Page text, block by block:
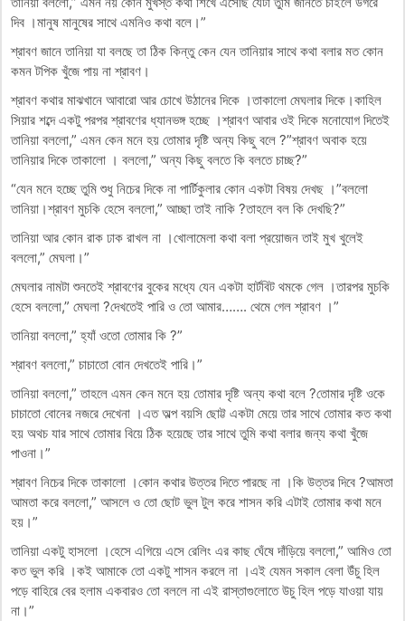
দিব ।মানুষ মানুষের সাথে এমনিও কথা বলে।”
শ্রাবণ জানে তানিয়া যা বলছে তা ঠিক কিন্তু কেন যেন তানিয়ার সাথে কথা বলার মত কোন
কমন টপিক খুঁজে পায় না শ্রাবণ।
শ্রাবণ কথার মাঝখানে আবারো আর চোখে উঠানের দিকে ।তাকালো মেঘলার দিকে।কাহিল
সিয়ার শব্দে একটু পরপর শ্রাবণের ধ্যানভঙ্গ হচ্ছে ।শ্রাবণ আবার ওই দিকে মনোযোগ দিতেই
তানিয়া বললো,” এমন কেন মনে হয় তোমার দৃষ্টি অন্য কিছু বলে ?”শ্রাবণ অবাক হয়ে
তানিয়ার দিকে তাকালো । বললো,” অন্য কিছু বলতে কি বলতে চাচ্ছ?”
“যেন মনে হচ্ছে তুমি শুধু নিচের দিকে না পার্টিকুলার কোন একটা বিষয় দেখছ ।”বললো
তানিয়া।শ্রাবণ মুচকি হেসে বললো,” আচ্ছা তাই নাকি ?তাহলে বল কি দেখছি?”
তানিয়া আর কোন রাক ঢাক রাখল না ।খোলামেলা কথা বলা প্রয়োজন তাই মুখ খুলেই
বললো,” মেঘলা।”
মেঘলার নামটা শুনতেই শ্রাবণের বুকের মধ্যে যেন একটা হার্টবিট থমকে গেল ।তারপর মুচকি
হেসে বললো,” মেঘলা ?দেখতেই পারি ও তো আমার……. থেমে গেল শ্রাবণ ।”
তানিয়া বললো,” হ্যাঁ ওতো তোমার কি ?”
শ্রাবণ বললো,” চাচাতো বোন দেখতেই পারি।”
তানিয়া বললো,” তাহলে এমন কেন মনে হয় তোমার দৃষ্টি অন্য কথা বলে ?তোমার দৃষ্টি ওকে
চাচাতো বোনের নজরে দেখেনা ।এত অল্প বয়সি ছোট্ট একটা মেয়ে তার সাথে তোমার কত কথা
হয় অথচ যার সাথে তোমার বিয়ে ঠিক হয়েছে তার সাথে তুমি কথা বলার জন্য কথা খুঁজে
পাওনা।”
শ্রাবণ নিচের দিকে তাকালো ।কোন কথার উত্তর দিতে পারছে না ।কি উত্তর দিবে ?আমতা
আমতা করে বললো,” আসলে ও তো ছোট ভুল টুল করে শাসন করি এটাই তোমার কথা মনে
হয়।”
তানিয়া একটু হাসলো ।হেসে এগিয়ে এসে রেলিং এর কাছ ঘেঁষে দাঁড়িয়ে বললো,” আমিও তো
কত ভুল করি ।কই আমাকে তো একটু শাসন করলে না ।এই যেমন সকাল বেলা উঁচু হিল
পড়ে বাহিরে বের হলাম একবারও তো বললে না এই রাস্তাগুলোতে উচু হিল পড়ে যাওয়া যায়
না।”